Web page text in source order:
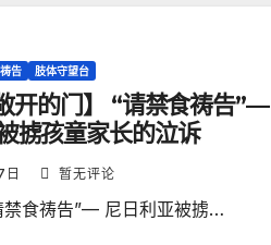
告 肢体守望台
开的门】 “请禁食祷告”—
掳孩童家长的泣诉
暂无评论
禁食祷告”— 尼日利亚被掳…